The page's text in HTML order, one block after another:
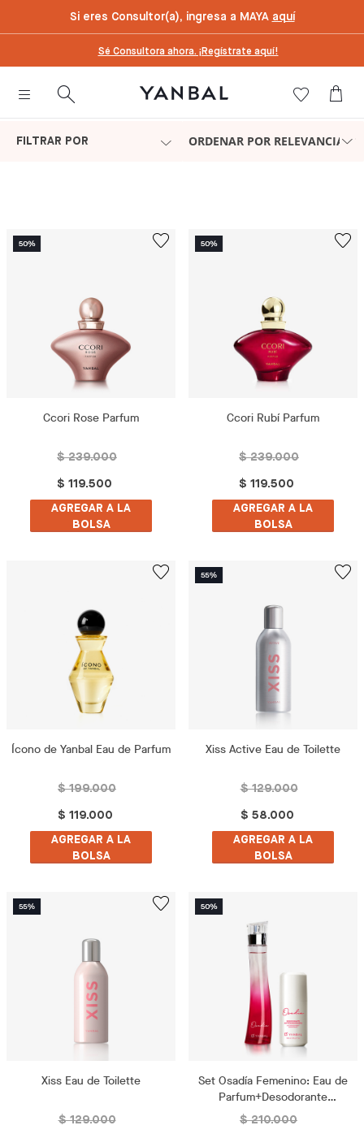
Si eres Consultor(a), ingresa a MAYA aquí
Sé Consultora ahora. ¡Regístrate aquí!
FILTRAR POR ORDENAR POR RELEVANCIA
Ccori Rose Parfum
$ 239.000
$ 119.500
AGREGAR A LA
BOLSA
Ccori Rubí Parfum
$ 239.000
$ 119.500
AGREGAR A LA
BOLSA
Ícono de Yanbal Eau de Parfum
$ 199.000
$ 119.000
AGREGAR A LA
BOLSA
Xiss Active Eau de Toilette
$ 129.000
$ 58.000
AGREGAR A LA
BOLSA
Xiss Eau de Toilette
$ 129.000
Set Osadía Femenino: Eau de
Parfum+Desodorante
perfumado
$ 210.000